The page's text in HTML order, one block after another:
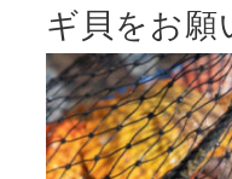
ギ貝をお願